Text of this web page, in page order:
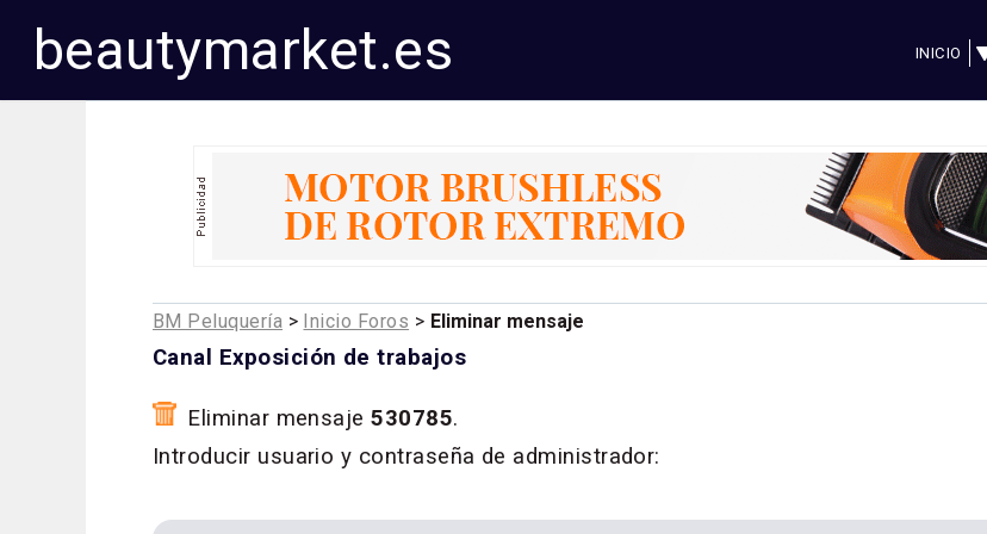
beautymarket.es INICIO
BM Peluquería > Inicio Foros > Eliminar mensaje
Canal Exposición de trabajos
Eliminar mensaje530785.
Introducir usuario y contraseña de administrador: